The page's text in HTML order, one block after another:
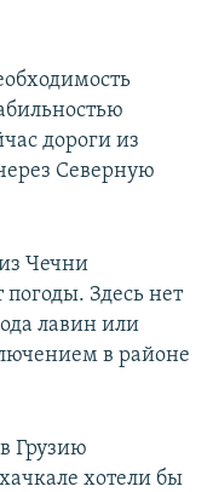
дороги из
Северную
Чечни
Здесь нет
лавин или
в районе
Грузию
хотели бы